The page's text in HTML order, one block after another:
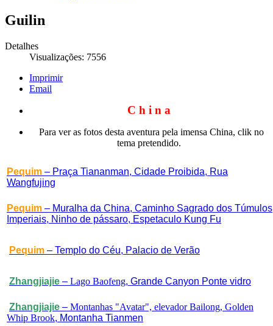
Guilin
Detalhes
Visualizações: 7556
Imprimir
Email
C h i n a
Para ver as fotos desta aventura pela imensa China, clik no
tema pretendido.
Pequim – Praça Tiananman, Cidade Proibida, Rua
Wangfujing
Pequim – Muralha da China, Caminho Sagrado dos Túmulos
Imperiais, Ninho de pássaro, Espetaculo Kung Fu
Pequim – Templo do Céu, Palacio de Verão
Zhangjiajie – Lago Baofeng, Grande Canyon Ponte vidro
Zhangjiajie – Montanhas "Avatar", elevador Bailong, Golden
Whip Brook, Montanha Tianmen